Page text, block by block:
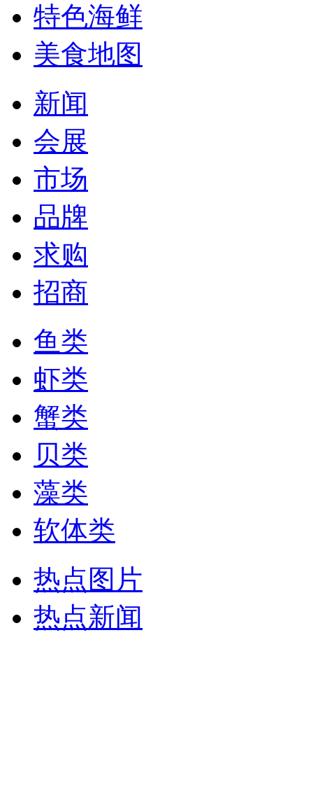
特色海鲜
美食地图
新闻
会展
市场
品牌
求购
招商
鱼类
虾类
蟹类
贝类
藻类
软体类
热点图片
热点新闻